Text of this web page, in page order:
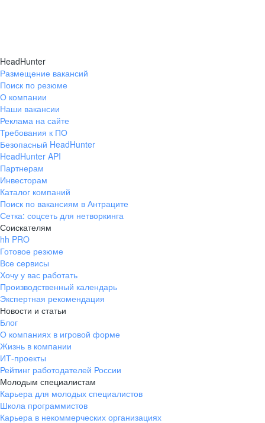
HeadHunter
Размещение вакансий
Поиск по резюме
О компании
Наши вакансии
Реклама на сайте
Требования к ПО
Безопасный HeadHunter
HeadHunter API
Партнерам
Инвесторам
Каталог компаний
Поиск по вакансиям в Антраците
Сетка: соцсеть для нетворкинга
Соискателям
hh PRO
Готовое резюме
Все сервисы
Хочу у вас работать
Производственный календарь
Экспертная рекомендация
Новости и статьи
Блог
О компаниях в игровой форме
Жизнь в компании
ИТ-проекты
Рейтинг работодателей России
Молодым специалистам
Карьера для молодых специалистов
Школа программистов
Карьера в некоммерческих организациях